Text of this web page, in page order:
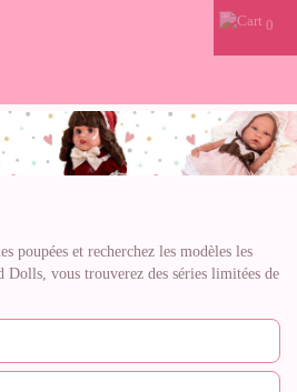
0
poupées et recherchez les modèles les
vous trouverez des séries limitées de